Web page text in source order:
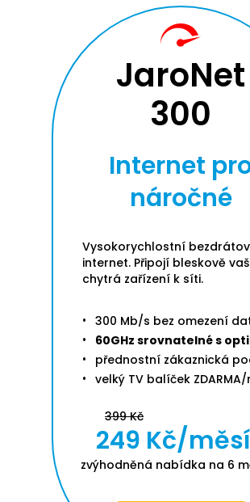
JaroNet
300
Internet
náročné
Vysokorychlostní
internet. Připojí bleskově
chytrá zařízení k síti.
300 Mb/s bez omezení
60GHz srovnatelné s
přednostní zákaznická
velký TV balíček
399 Kč
249 Kč/
zvýhodněná nabídka na 6